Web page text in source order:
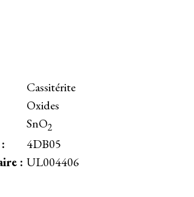
Cassitérite
Oxides
SnO2
4DB05
: UL004406